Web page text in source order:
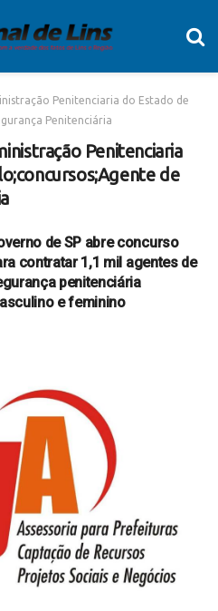
Penitenciaria do Estado de
Penitenciária
Penitenciaria
de
de SP abre concurso
contratar 1,1 mil agentes de
penitenciária
e feminino